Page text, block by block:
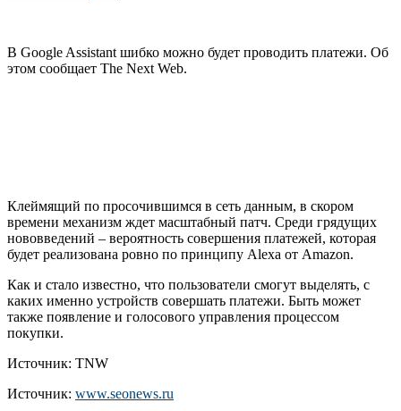
В Google Assistant шибко можно будет проводить платежи. Об
этом сообщает The Next Web.
Клеймящий по просочившимся в сеть данным, в скором
времени механизм ждет масштабный патч. Среди грядущих
нововведений – вероятность совершения платежей, которая
будет реализована ровно по принципу Alexa от Amazon.
Как и стало известно, что пользователи смогут выделять, с
каких именно устройств совершать платежи. Быть может
также появление и голосового управления процессом
покупки.
Источник: TNW
Источник: www.seonews.ru